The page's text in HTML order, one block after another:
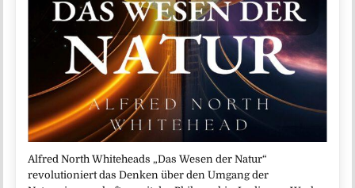
Alfred North Whiteheads „Das Wesen der Natur“
revolutioniert das Denken über den Umgang der